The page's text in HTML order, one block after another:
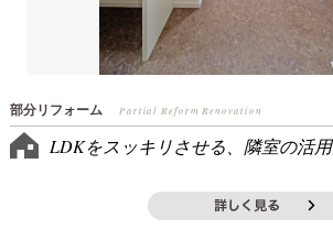
部分リフォーム Partial Reform Renovation
LDKをスッキリさせる、隣室の活用